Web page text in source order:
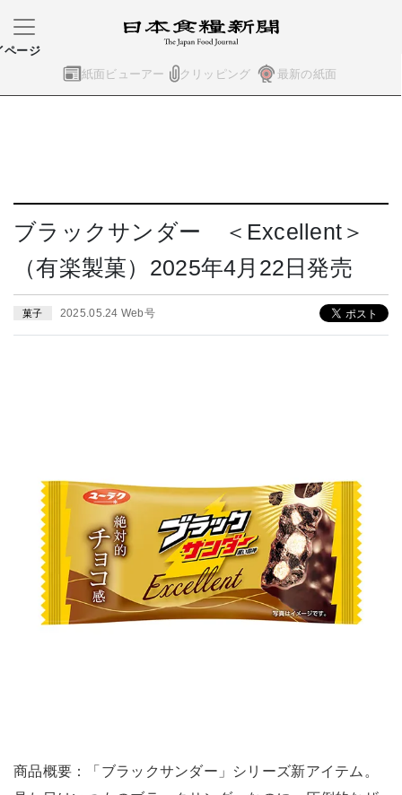
紙面ビューアー クリッピング 最新の紙面
ページ
ブラックサンダー ＜Excellent＞
（有楽製菓）2025年4月22日発売
菓子 2025.05.24 Web号
商品概要：「ブラックサンダー」シリーズ新アイテム。